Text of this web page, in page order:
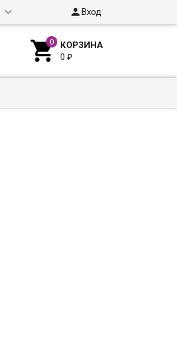
Вход
 КОРЗИНА
0₽